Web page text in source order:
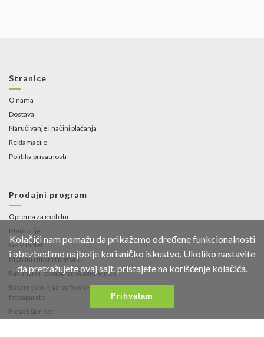
Stranice
O nama
Dostava
Naručivanje i načini plaćanja
Reklamacije
Politika privatnosti
Prodajni program
Oprema za mobilni
Memorije
GPS/Tablet
Mobilni i fiksni telefoni
Računari/Fotoaparati/Audio-Video
Baterije i punjači za fiksne telefone i
fotoaparate
Fidget Spinneri
Kolačići nam pomažu da prikažemo određene funkcionalnosti
i obezbedimo najbolje korisničko iskustvo. Ukoliko nastavite
da pretražujete ovaj sajt, pristajete na korišćenje kolačića.
Prihvatam